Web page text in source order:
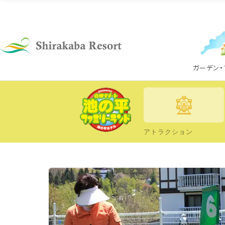
ガーデン・
ファミリーランド インドアパ
アトラクション